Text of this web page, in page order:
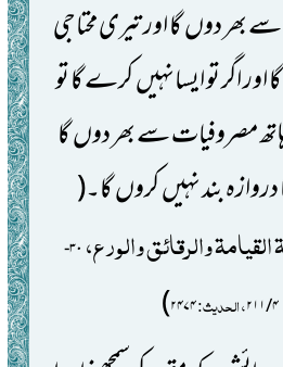
سے بھر دوںگا اور تیریمحتاجی
گا اور اگر تو ایسانہیںکرے گا تو
مصروفیات سے بھر دوںگا
بند نہیںکروںگا۔(
والرقائق والورع، ۳۰-
۴/۲۱۱، الحدیث:۲۴۷۴)